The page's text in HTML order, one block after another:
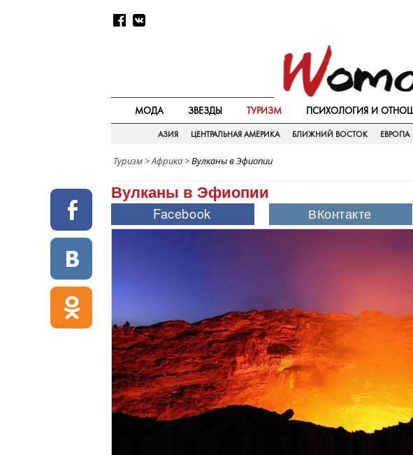
МОДА ЗВЕЗДЫ ТУРИЗМ ПСИХОЛОГИЯ И
АЗИЯ ЦЕНТРАЛЬНАЯ АМЕРИКА БЛИЖНИЙ ВОСТОК ЕВРОПА
Туризм >Африка >Вулканы в Эфиопии
Вулканы в Эфиопии